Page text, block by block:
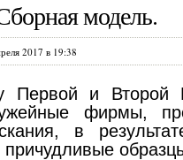
модель.
2017 в 19:38
Первой и Второй
фирмы,
в